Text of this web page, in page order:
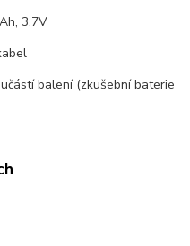
3.7V
balení (zkušební baterie